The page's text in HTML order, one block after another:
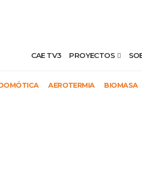
CAE TV3 PROYECTOS
AEROTERMIA BIOMASA